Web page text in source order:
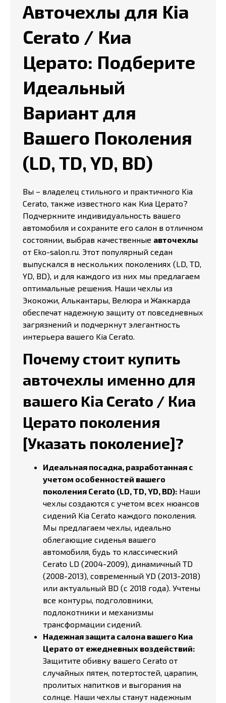
Авточехлы для Kia
Cerato / Киа
Церато: Подберите
Идеальный
Вариант для
Вашего Поколения
(LD, TD, YD, BD)
Вы – владелец стильного и практичного Kia
Cerato, также известного как Киа Церато?
Подчеркните индивидуальность вашего
автомобиля и сохраните его салон в отличном
состоянии, выбрав качественные авточехлы
от Eko-salon.ru. Этот популярный седан
выпускался в нескольких поколениях (LD, TD,
YD, BD), и для каждого из них мы предлагаем
оптимальные решения. Наши чехлы из
Экокожи, Алькантары, Велюра и Жаккарда
обеспечат надежную защиту от повседневных
загрязнений и подчеркнут элегантность
интерьера вашего Kia Cerato.
Почему стоит купить
авточехлы именно для
вашего Kia Cerato / Киа
Церато поколения
[Указать поколение]?
Идеальная посадка, разработанная с
учетом особенностей вашего
поколения Cerato (LD, TD, YD, BD): Наши
чехлы создаются с учетом всех нюансов
сидений Kia Cerato каждого поколения.
Мы предлагаем чехлы, идеально
облегающие сиденья вашего
автомобиля, будь то классический
Cerato LD (2004-2009), динамичный TD
(2008-2013), современный YD (2013-2018)
или актуальный BD (с 2018 года). Учтены
все контуры, подголовники,
подлокотники и механизмы
трансформации сидений.
Надежная защита салона вашего Киа
Церато от ежедневных воздействий:
Защитите обивку вашего Cerato от
случайных пятен, потертостей, царапин,
пролитых напитков и выгорания на
солнце. Наши чехлы станут надежным